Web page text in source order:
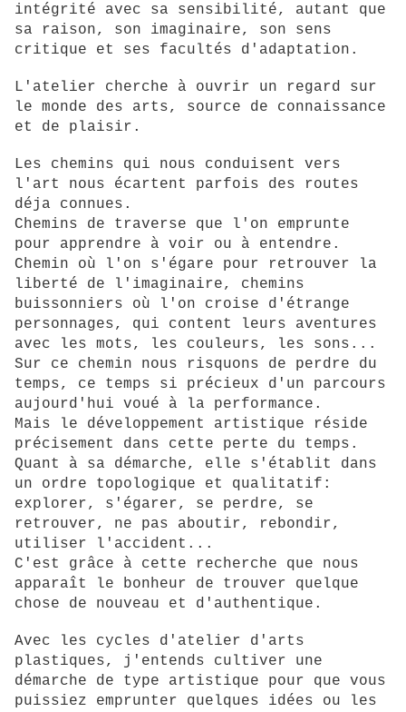
intégrité avec sa sensibilité, autant que
sa raison, son imaginaire, son sens
critique et ses facultés d'adaptation.
L'atelier cherche à ouvrir un regard sur
le monde des arts, source de connaissance
et de plaisir.
Les chemins qui nous conduisent vers
l'art nous écartent parfois des routes
déja connues.
Chemins de traverse que l'on emprunte
pour apprendre à voir ou à entendre.
Chemin où l'on s'égare pour retrouver la
liberté de l'imaginaire, chemins
buissonniers où l'on croise d'étrange
personnages, qui content leurs aventures
avec les mots, les couleurs, les sons...
Sur ce chemin nous risquons de perdre du
temps, ce temps si précieux d'un parcours
aujourd'hui voué à la performance.
Mais le développement artistique réside
précisement dans cette perte du temps.
Quant à sa démarche, elle s'établit dans
un ordre topologique et qualitatif:
explorer, s'égarer, se perdre, se
retrouver, ne pas aboutir, rebondir,
utiliser l'accident...
C'est grâce à cette recherche que nous
apparaît le bonheur de trouver quelque
chose de nouveau et d'authentique.
Avec les cycles d'atelier d'arts
plastiques, j'entends cultiver une
démarche de type artistique pour que vous
puissiez emprunter quelques idées ou les